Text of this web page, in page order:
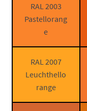
RAL 2003
Pastellorang
e
RAL 2007
Leuchthello
range